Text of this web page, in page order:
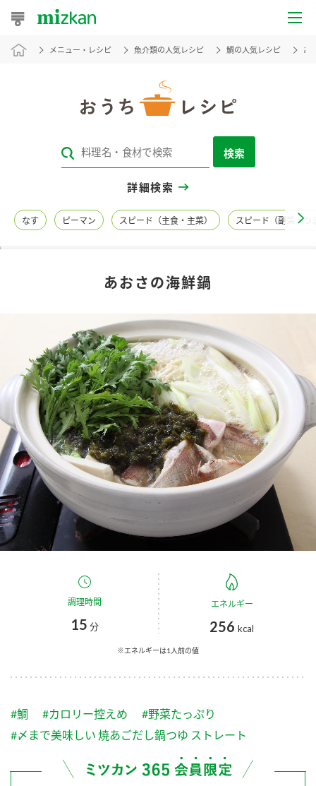
おうちレシピ
レシピカテゴリ一覧
レシピ名特集
商品カテゴリ
酢 調味酢
お酢ドリンク ぽん酢
みりん風・料理酒 鍋用調味料
スープ 中華
ふりかけ おすしの素
炊き込みご飯の素 米飯用調味液
新商品一覧
キャンペーン情報
ブランド・スペシャルサイト
ブランド・スペシャルサイト トップ
商品ブランドサイト
Fibee（ファイビー）
くらしプラ酢
お酢ドリンク
つゆ
納豆のサイト
三ツ判山吹
企業情報
国内事業概要
企業理念
ミツカンの歴史
ミツカンを知る
環境への取り組み
お客様相談センター
お客様の声をいかしました
メニュー・レシピ 魚介類の人気レシピ 鯛の人気レシピ あ
検索
詳細検索
なす ピーマン スピード（主食・主菜） スピード（副菜・つ
あおさの海鮮鍋
調理時間
15 分
エネルギー
256 kcal
※エネルギーは1人前の値
#鯛 #カロリー控えめ
#野菜たっぷり
#〆まで美味しい 焼あごだし鍋つゆ ストレート